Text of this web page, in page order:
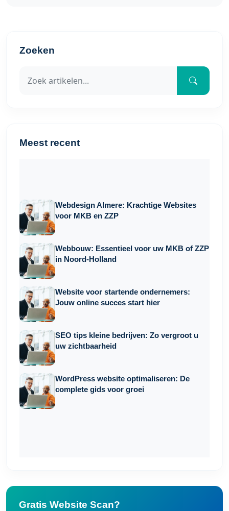
Zoeken
Meest recent
Webdesign Almere: Krachtige Websites
voor MKB en ZZP
Webbouw: Essentieel voor uw MKB of ZZP
in Noord-Holland
Website voor startende ondernemers:
Jouw online succes start hier
SEO tips kleine bedrijven: Zo vergroot u
uw zichtbaarheid
WordPress website optimaliseren: De
complete gids voor groei
Gratis Website Scan?